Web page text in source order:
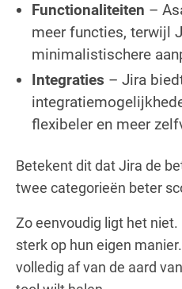
Functionaliteiten –
meer functies, terwijl
minimalistischere
Integraties – Jira
flexibeler en meer
Betekent dit dat Jira de
twee categorieën beter
Zo eenvoudig ligt het
sterk op hun eigen
volledig af van de aard